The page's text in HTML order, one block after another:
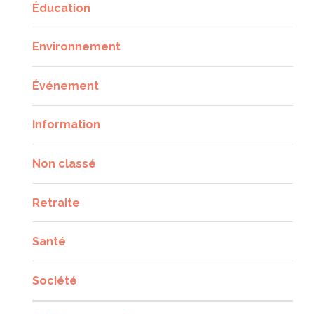
Éducation
Environnement
Événement
Information
Non classé
Retraite
Santé
Société